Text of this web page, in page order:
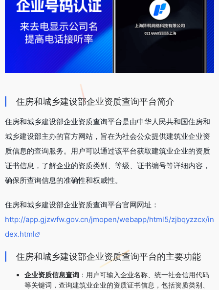
住房和城乡建设部企业资质查询平台简介
住房和城乡建设部企业资质查询平台是由中华人民共和国住房和
城乡建设部主办的官方网站，旨在为社会公众提供建筑业企业资
质信息的查询服务。用户可以通过该平台获取建筑业企业的资质
证书信息，了解企业的资质类别、等级、证书编号等详细内容，
确保所查询信息的准确性和权威性。
住房和城乡建设部企业资质查询平台官网网址：
http://app.gjzwfw.gov.cn/jmopen/webapp/html5/zjbqyzzcx/in
dex.html
住房和城乡建设部企业资质查询平台的主要功能
企业资质信息查询 ：用户可输入企业名称、统一社会信用代码
等关键词，查询建筑业企业的资质证书信息，包括资质类别、